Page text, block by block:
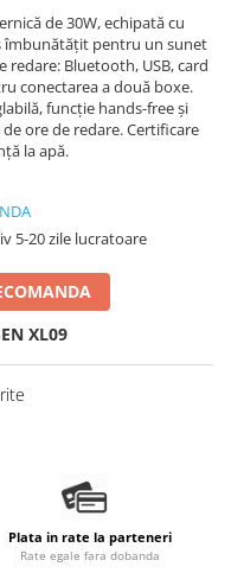
de 30W, echipată cu
îmbunătățit pentru un sunet
Bluetooth, USB, card
conectarea a două boxe.
funcție hands-free și
ore de redare. Certificare
la apă.
5-20 zile lucratoare
XL09
Plata in rate la parteneri
Rate egale fara dobanda